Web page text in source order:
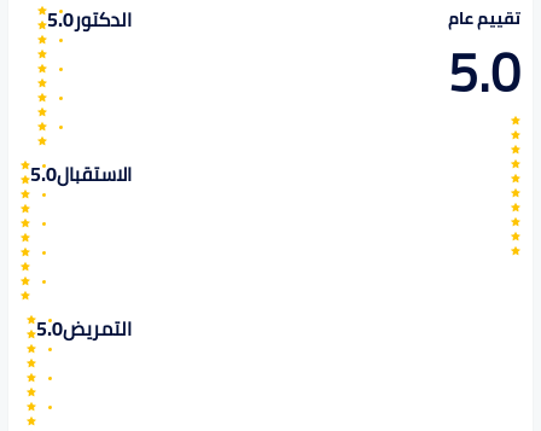
تقييم عام
5.0
الدكتور5.0
الاستقبال5.0
التمريض5.0